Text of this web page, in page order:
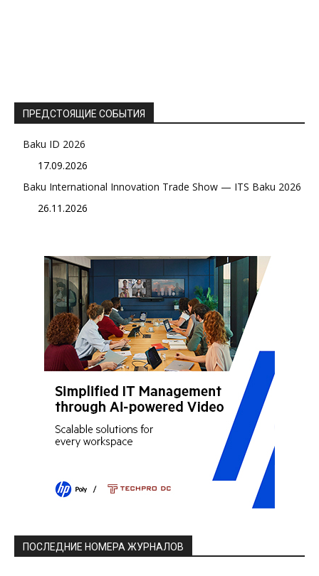
ПРЕДСТОЯЩИЕ СОБЫТИЯ
Baku ID 2026
17.09.2026
Baku International Innovation Trade Show — ITS Baku 2026
26.11.2026
ПОСЛЕДНИЕ НОМЕРА ЖУРНАЛОВ